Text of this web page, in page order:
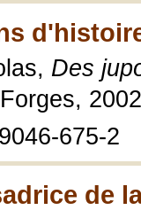
Des
675-2
de